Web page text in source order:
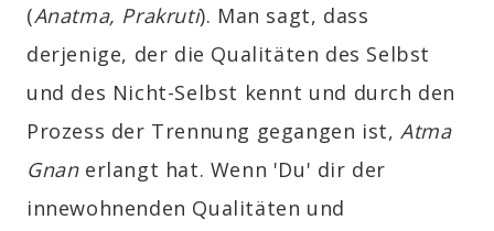
(Anatma, Prakruti). Man sagt, dass
derjenige, der die Qualitäten des Selbst
und des Nicht-Selbst kennt und durch den
Prozess der Trennung gegangen ist,Atma
Gnanerlangt hat. Wenn 'Du' dir der
innewohnenden Qualitäten und